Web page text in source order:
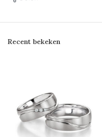
Recent bekeken